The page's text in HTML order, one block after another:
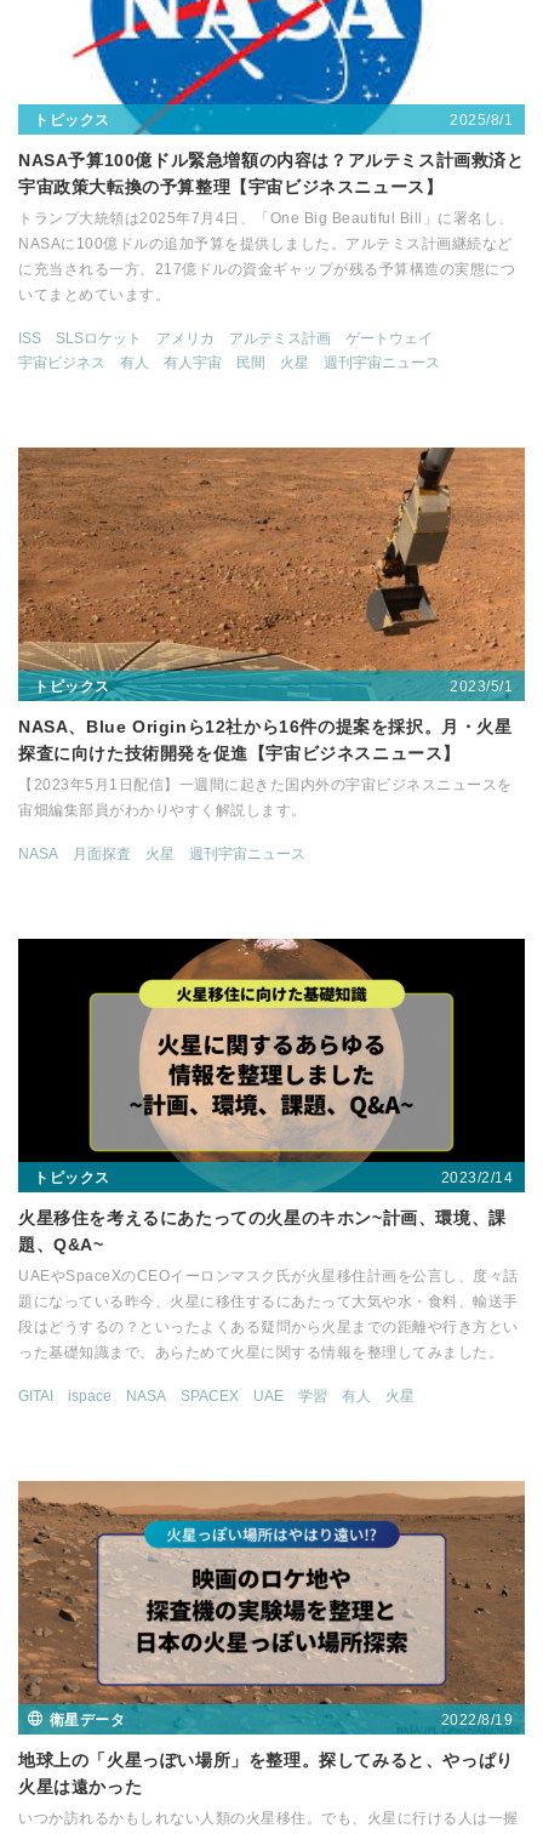
トピックス 2025/8/1
NASA予算100億ドル緊急増額の内容は？アルテミス計画救済と
宇宙政策大転換の予算整理【宇宙ビジネスニュース】
トランプ大統領は2025年7月4日、「One Big Beautiful Bill」に署名し、
NASAに100億ドルの追加予算を提供しました。アルテミス計画継続など
に充当される一方、217億ドルの資金ギャップが残る予算構造の実態につ
いてまとめています。
ISS SLSロケット アメリカ アルテミス計画
ゲートウェイ
宇宙ビジネス
有人 有人宇宙 民間 火星 週刊宇宙ニュース
トピックス 2023/5/1
NASA、Blue Originら12社から16件の提案を採択。月・火星
探査に向けた技術開発を促進【宇宙ビジネスニュース】
【2023年5月1日配信】一週間に起きた国内外の宇宙ビジネスニュースを
宙畑編集部員がわかりやすく解説します。
NASA 月面探査 火星 週刊宇宙ニュース
トピックス 2023/2/14
火星移住を考えるにあたっての火星のキホン~計画、環境、課
題、Q&A~
UAEやSpaceXのCEOイーロンマスク氏が火星移住計画を公言し、度々話
題になっている昨今、火星に移住するにあたって大気や水・食料、輸送手
段はどうするの？といったよくある疑問から火星までの距離や行き方とい
った基礎知識まで、あらためて火星に関する情報を整理してみました。
GITAI ispace NASA SPACEX UAE 学習 有人 火星
衛星データ 2022/8/19
地球上の「火星っぽい場所」を整理。探してみると、やっぱり
火星は遠かった
いつか訪れるかもしれない人類の火星移住。でも、火星に行ける人は一握